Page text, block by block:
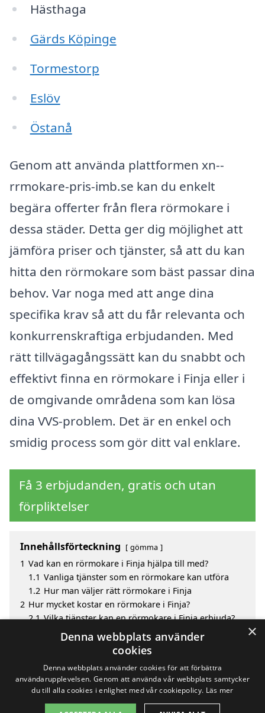
Hästhaga
Gärds Köpinge
Tormestorp
Eslöv
Östanå
Genom att använda plattformen xn--
rrmokare-pris-imb.se kan du enkelt
begära offerter från flera rörmokare i
dessa städer. Detta ger dig möjlighet att
jämföra priser och tjänster, så att du kan
hitta den rörmokare som bäst passar dina
behov. Var noga med att ange dina
specifika krav så att du får relevanta och
konkurrenskraftiga erbjudanden. Med
rätt tillvägagångssätt kan du snabbt och
effektivt finna en rörmokare i Finja eller i
de omgivande områdena som kan lösa
dina VVS-problem. Det är en enkel och
smidig process som gör ditt val enklare.
Få 3 erbjudanden, gratis och utan
förpliktelser
Innehållsförteckning gömma
1 Vad kan en rörmokare i Finja hjälpa till med?
1.1 Vanliga tjänster som en rörmokare kan utföra
1.2 Hur man väljer rätt rörmokare i Finja
2 Hur mycket kostar en rörmokare i Finja?
2.1 Vilka tjänster kan en rörmokare i Finja erbjuda?
Fördelar med att välja rörmokare i Finja
Sök efter en skicklig rörmokare i de omgivande
×
Denna webbplats använder
cookies
Denna webbplats använder cookies för att förbättra
användarupplevelsen. Genom att använda vår webbplats samtycker
du till alla cookies i enlighet med vår cookiepolicy. Läs mer